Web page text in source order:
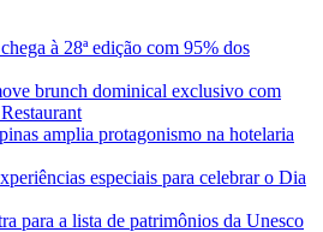
à 28ª edição com 95% dos
brunch dominical exclusivo com
amplia protagonismo na hotelaria
especiais para celebrar o Dia
para a lista de patrimônios da Unesco